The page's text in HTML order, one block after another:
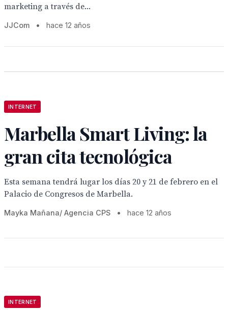
marketing a través de...
JJCom • hace 12 años
INTERNET
Marbella Smart Living: la
gran cita tecnológica
Esta semana tendrá lugar los días 20 y 21 de febrero en el
Palacio de Congresos de Marbella.
Mayka Mañana/ Agencia CPS • hace 12 años
INTERNET